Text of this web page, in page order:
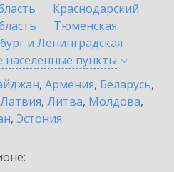
Краснодарский
Тюменская
и Ленинградская
населенные пункты
, Армения, Беларусь,
Латвия, Литва, Молдова,
, Эстония